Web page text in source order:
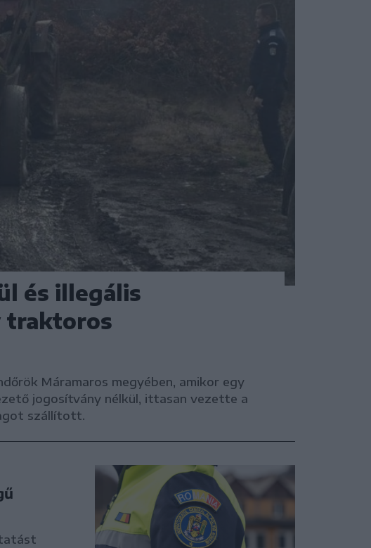
és illegális
traktoros
Máramaros megyében, amikor egy
jogosítvány nélkül, ittasan vezette a
szállított.